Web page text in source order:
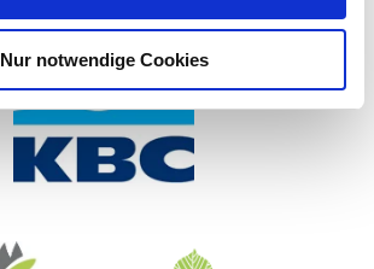
Nur notwendige Cookies